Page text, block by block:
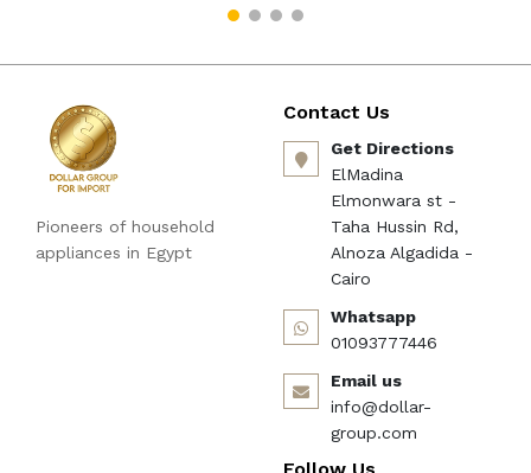
Pioneers of household
appliances in Egypt
Contact Us
Get Directions
ElMadina
Elmonwara st -
Taha Hussin Rd,
Alnoza Algadida -
Cairo
Whatsapp
01093777446
Email us
info@dollar-
group.com